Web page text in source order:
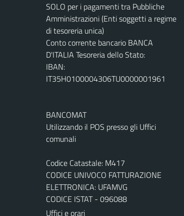
SOLO per i pagamenti tra Pubbliche
Amministrazioni (Enti soggetti a regime
di tesoreria unica)
Conto corrente bancario BANCA
D'ITALIA Tesoreria dello Stato:
IBAN:
IT35H0100004306TU0000001961
BANCOMAT
Utilizzando il POS presso gli Uffici
comunali
Codice Catastale: M417
CODICE UNIVOCO FATTURAZIONE
ELETTRONICA: UFAMVG
CODICE ISTAT - 096088
Uffici e orari